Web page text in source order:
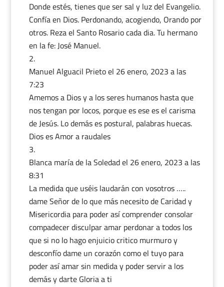
Donde estés, tienes que ser sal y luz del Evangelio.
Confía en Dios. Perdonando, acogiendo, Orando por
otros. Reza el Santo Rosario cada dia. Tu hermano
en la fe: José Manuel.
Manuel Alguacil Prietoel 26 enero, 2023 a las
7:23
Amemos a Dios y a los seres humanos hasta que
nos tengan por locos, porque es ese es el carisma
de Jesús. Lo demás es postural, palabras huecas.
Dios es Amor a raudales
Blanca maría de la Soledadel 26 enero, 2023 a las
8:31
La medida que uséis laudarán con vosotros …..
dame Señor de lo que más necesito de Caridad y
Misericordia para poder así comprender consolar
compadecer disculpar amar perdonar a todos los
que si no lo hago enjuicio critico murmuro y
desconfío dame un corazón como el tuyo para
poder así amar sin medida y poder servir a los
demás y darte Gloria a ti